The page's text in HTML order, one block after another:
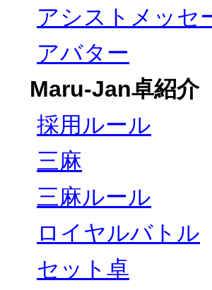
アシストメッセ
アバター
Maru-Jan卓紹介
採用ルール
三麻
三麻ルール
ロイヤルバトル
セット卓